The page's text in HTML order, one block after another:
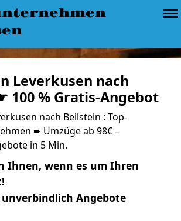
Leverkusen nach
100 % Gratis-Angebot
nach Beilstein : Top-
➨ Umzüge ab 98€ –
in 5 Min.
Ihnen, wenn es um Ihren
unverbindlich Angebote